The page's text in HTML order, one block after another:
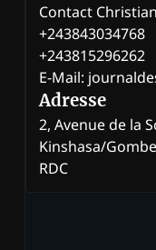
Contact
+243843034768
+243815296262
E-Mail:
Adresse
2, Avenue de la
Kinshasa/Gombe
RDC